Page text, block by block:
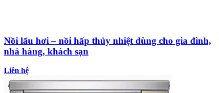
Nồi lẩu hơi – nồi hấp thủy nhiệt dùng cho gia đình,
nhà hàng, khách sạn
Liên hệ